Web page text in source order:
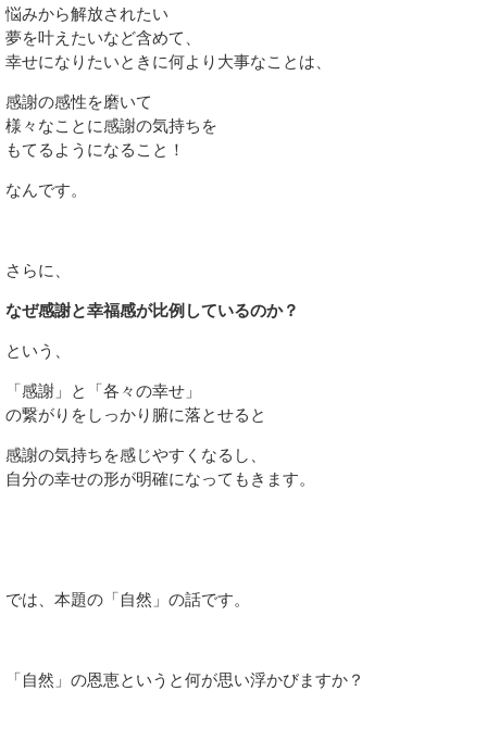
悩みから解放されたい
夢を叶えたいなど含めて、
幸せになりたいときに何より大事なことは、
感謝の感性を磨いて
様々なことに感謝の気持ちを
もてるようになること！
なんです。
さらに、
なぜ感謝と幸福感が比例しているのか？
という、
「感謝」と「各々の幸せ」
の繋がりをしっかり腑に落とせると
感謝の気持ちを感じやすくなるし、
自分の幸せの形が明確になってもきます。
では、本題の「自然」の話です。
「自然」の恩恵というと何が思い浮かびますか？